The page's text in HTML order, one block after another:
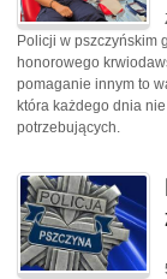
Policji w pszczyńskim
honorowego
pomaganie innym to
która każdego dnia
potrzebujących.